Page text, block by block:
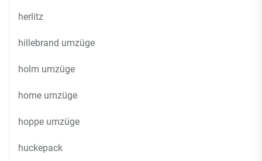
herlitz
hillebrand umzüge
holm umzüge
home umzüge
hoppe umzüge
huckepack